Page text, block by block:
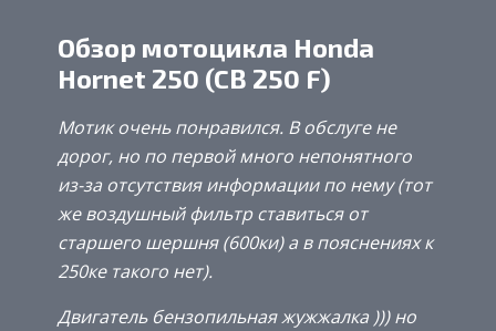
Обзор мотоцикла Honda
Hornet 250 (CB 250 F)
Мотик очень понравился. В обслуге не
дорог, но по первой много непонятного
из-за отсутствия информации по нему (тот
же воздушный фильтр ставиться от
старшего шершня (600ки) а в пояснениях к
250ке такого нет).
Двигатель бензопильная жужжалка ))) но